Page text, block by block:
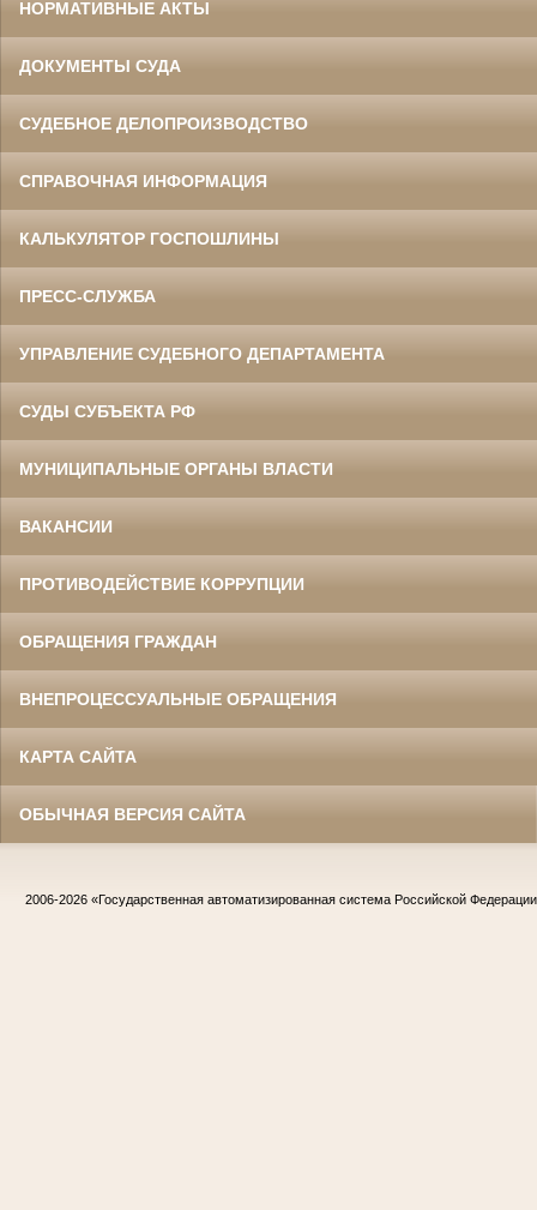
НОРМАТИВНЫЕ АКТЫ
ДОКУМЕНТЫ СУДА
СУДЕБНОЕ ДЕЛОПРОИЗВОДСТВО
СПРАВОЧНАЯ ИНФОРМАЦИЯ
КАЛЬКУЛЯТОР ГОСПОШЛИНЫ
ПРЕСС-СЛУЖБА
УПРАВЛЕНИЕ СУДЕБНОГО ДЕПАРТАМЕНТА
СУДЫ СУБЪЕКТА РФ
МУНИЦИПАЛЬНЫЕ ОРГАНЫ ВЛАСТИ
ВАКАНСИИ
ПРОТИВОДЕЙСТВИЕ КОРРУПЦИИ
ОБРАЩЕНИЯ ГРАЖДАН
ВНЕПРОЦЕССУАЛЬНЫЕ ОБРАЩЕНИЯ
КАРТА САЙТА
ОБЫЧНАЯ ВЕРСИЯ САЙТА
2006-2026 «Государственная автоматизированная система Российской